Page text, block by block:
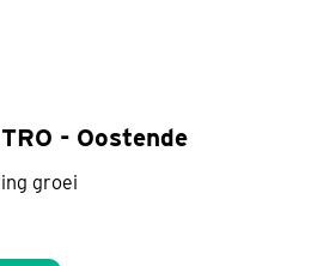
- Oostende
groei